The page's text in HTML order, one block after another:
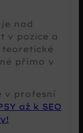
nad
v pozice a
přímo v
v profesní
až k SEO